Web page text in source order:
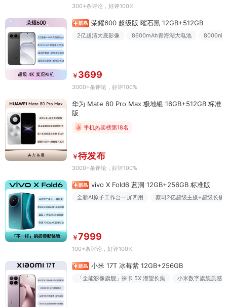
300+条评论 ，好评100%
荣耀600 超级版 曜石黑 12GB+512GB
2亿超清大底影像 8600mAh青海湖大电池
￥ 3699
3000+条评论 ，好评100%
华为 Mate 80 Pro Max 极地银 16GB+512GB 标准
版
手机热卖榜第18名
￥待发布
3000+条评论 ，好评100%
vivo X Fold6 蓝洞 12GB+256GB 标准版
全新AI原子工作台一屏四用 蔡司2亿超级主摄+超级长焦
￥7999
100+条评论 ，好评100%
小米 17T 冰莓紫 12GB+256GB
「全能影像旗舰」徕卡 5X 潜望长焦 小米数字旗舰质感